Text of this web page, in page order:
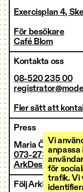
Vi
anpassa
för
trafik. Vi
Exercisplan 4,
För besökare
Café Blom
Kontakta oss
08-520 235 00
Fler sätt att
Press
Maria Östman
073-273 36 00
ArkDes pressrum
Följ ArkDes